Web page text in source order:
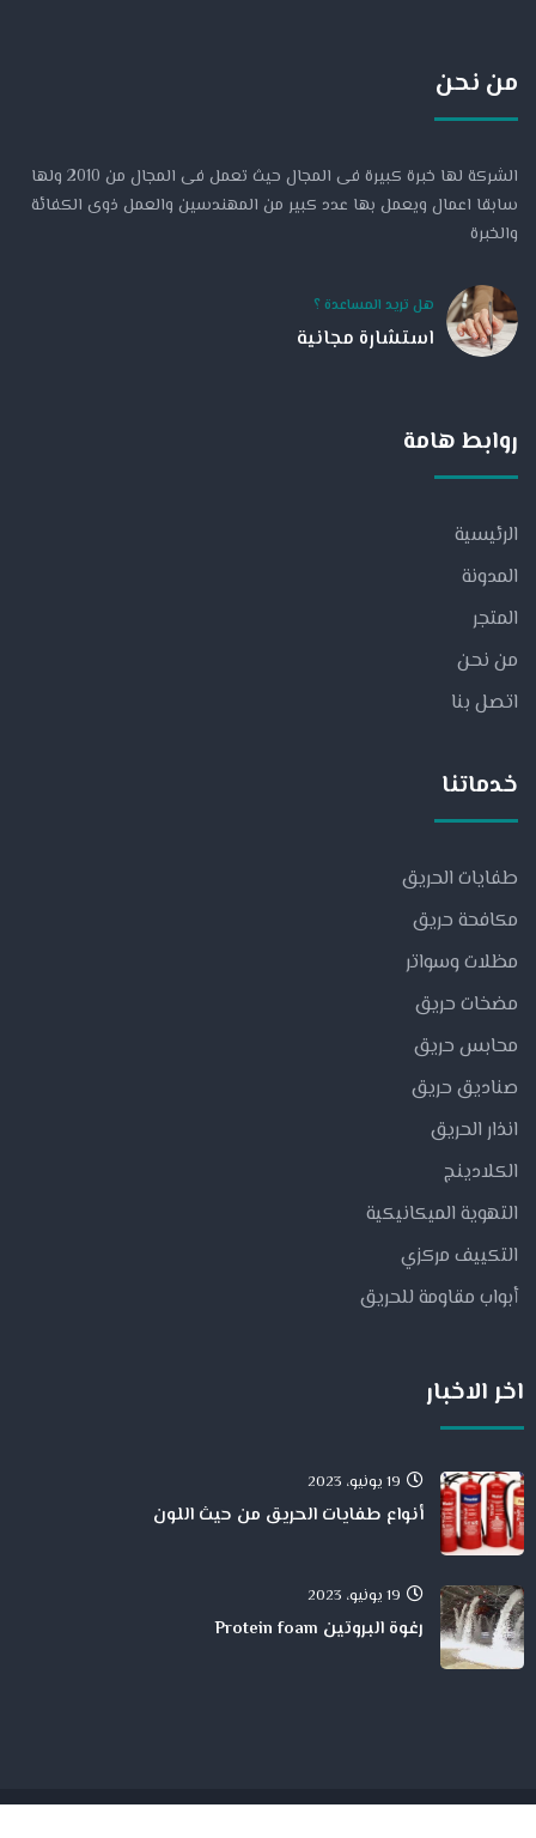
من نحن
الشركة لها خبرة كبيرة فى المجال حيث تعمل فى المجال من 2010 ولها
سابقا اعمال ويعمل بها عدد كبير من المهندسين والعمل ذوى الكفائة
والخبرة
هل تريد المساعدة ؟
استشارة مجانية
روابط هامة
الرئيسية
المدونة
المتجر
من نحن
اتصل بنا
خدماتنا
طفايات الحريق
مكافحة حريق
مظلات وسواتر
مضخات حريق
محابس حريق
صناديق حريق
انذار الحريق
الكلادينج
التهوية الميكانيكية
التكييف مركزي
أبواب مقاومة للحريق
اخر الاخبار
19 يونيو، 2023
أنواع طفايات الحريق من حيث اللون
19 يونيو، 2023
رغوة البروتين Protein foam